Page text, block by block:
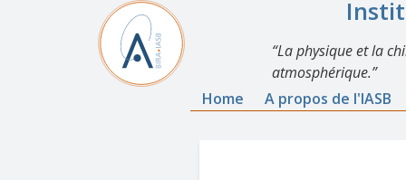
La physique et la
atmosphérique.
Home
A propos de l'IASB